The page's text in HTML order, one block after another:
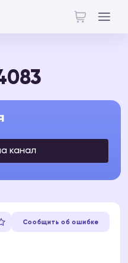
канал
Сообщить об ошибке